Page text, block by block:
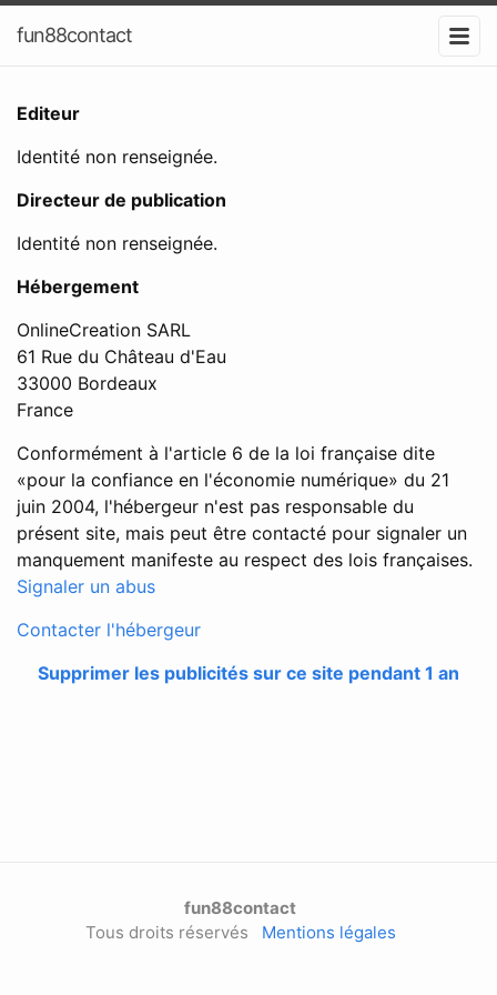
fun88contact
Editeur
Identité non renseignée.
Directeur de publication
Identité non renseignée.
Hébergement
OnlineCreation SARL
61 Rue du Château d'Eau
33000 Bordeaux
France
Conformément à l'article 6 de la loi française dite
«pour la confiance en l'économie numérique» du 21
juin 2004, l'hébergeur n'est pas responsable du
présent site, mais peut être contacté pour signaler un
manquement manifeste au respect des lois françaises.
Signaler un abus
Contacter l'hébergeur
Supprimer les publicités sur ce site pendant 1 an
fun88contact
Tous droits réservés Mentions légales